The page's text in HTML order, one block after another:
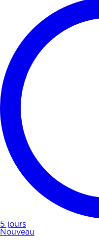
5 jours
Nouveau